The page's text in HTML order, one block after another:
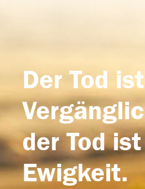
Der Tod
der Tod
Ewigkeit.